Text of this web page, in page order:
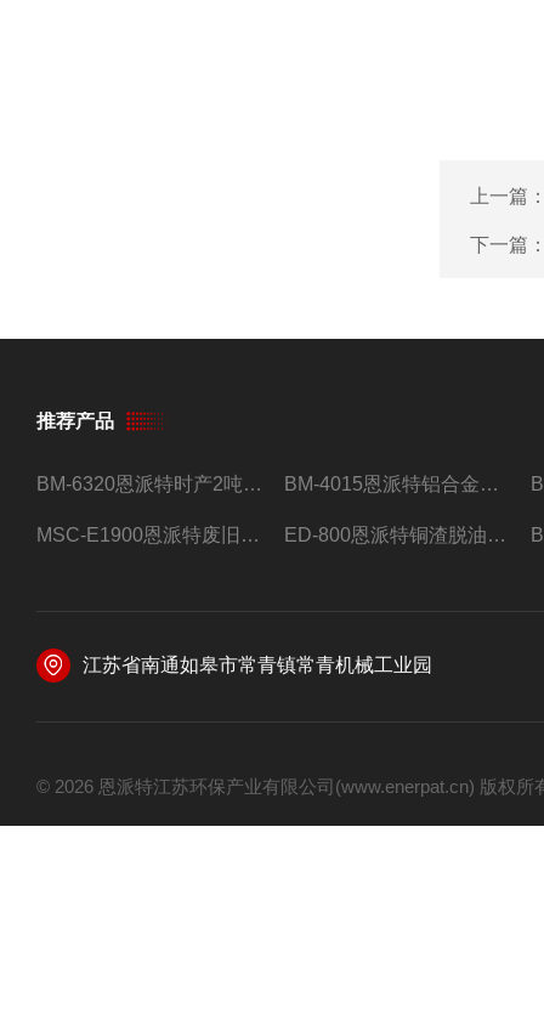
上一篇
下一篇
推荐产品
BM-6320恩派特时产2吨合金钢屑压饼机 BM-4015恩派特铝合金屑压饼机 脱油效果好
MSC-E1900恩派特废旧锂电池极片破碎处理设备 ED-800恩派特铜渣脱油机废铜屑铝屑甩油机
江苏省南通如皋市常青镇常青机械工业园
© 2026 恩派特江苏环保产业有限公司(www.enerpat.cn) 版权